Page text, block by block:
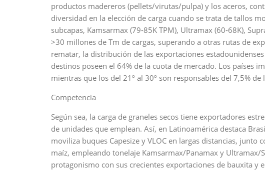
productos madereros (pellets/virutas/pulpa) y los aceros,
diversidad en la elección de carga cuando se trata de tallos
subcapas, Kamsarmax (79-85K TPM), Ultramax (60-68K),
>30 millones de Tm de cargas, superando a otras rutas de
rematar, la distribución de las exportaciones
destinos poseen el 64% de la cuota de mercado. Los países
mientras que los del 21º al 30º son responsables del 7,5% de
Competencia
Según sea, la carga de graneles secos tiene exportadores
de unidades que emplean. Así, en Latinoamérica destaca
moviliza buques Capesize y VLOC en largas distancias,
maíz, empleando tonelaje Kamsarmax/Panamax y Ultramax/
protagonismo con sus crecientes exportaciones de bauxita y